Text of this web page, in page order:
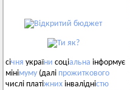
січня україни соціальна інформує
мінімуму (далі прожиткового
числі платіжних інвалідністю